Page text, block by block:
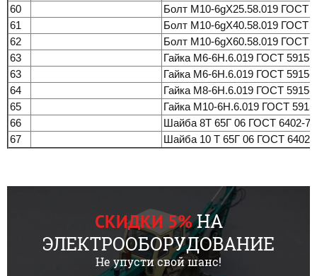
60
Болт М10-6gХ25.58.019 ГОСТ
61
Болт М10-6gХ40.58.019 ГОСТ
62
Болт М10-6gХ60.58.019 ГОСТ
63
Гайка М6-6Н.6.019 ГОСТ 5915-
63
Гайка М6-6Н.6.019 ГОСТ 5915-
64
Гайка М8-6Н.6.019 ГОСТ 5915-
65
Гайка М10-6Н.6.019 ГОСТ
66
Шайба 8Т 65Г 06 ГОСТ 6402-70
67
Шайба 10 Т 65Г 06 ГОСТ 6402-
СКИДКИ 5%НА
ЭЛЕКТРООБОРУДОВАНИЕ
Не упусти свой шанс!